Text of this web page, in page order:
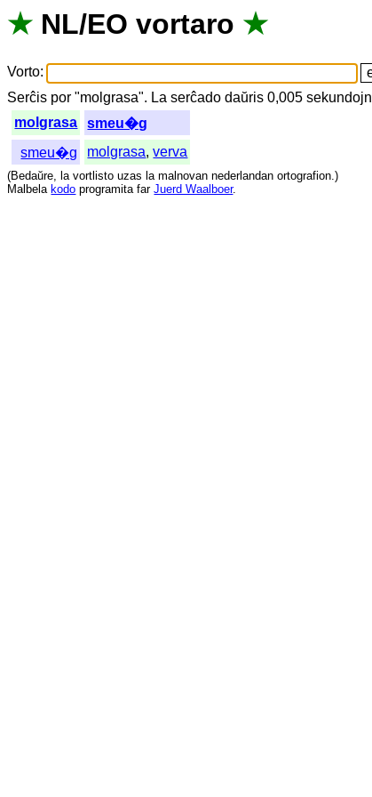
★ NL/EO vortaro ★
Vorto:
Serĉis por "molgrasa". La serĉado daŭris 0,005sekundojn
molgrasa
smeu�g
smeu�g
molgrasa,verva
(Bedaŭre, la vortlisto uzas la malnovan nederlandan ortografion.)
Malbela kodo programita far Juerd Waalboer.